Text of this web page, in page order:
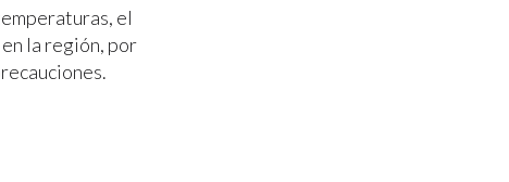
el
la región, por